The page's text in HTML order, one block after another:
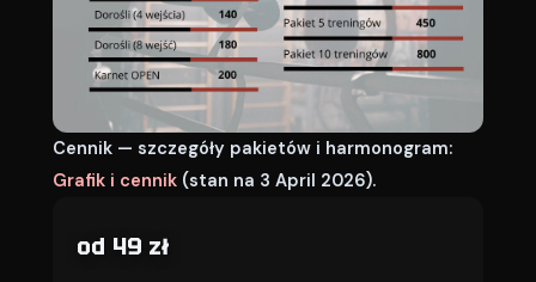
Cennik — szczegóły pakietów i harmonogram:
Grafik i cennik (stan na 3 April 2026).
od 49 zł